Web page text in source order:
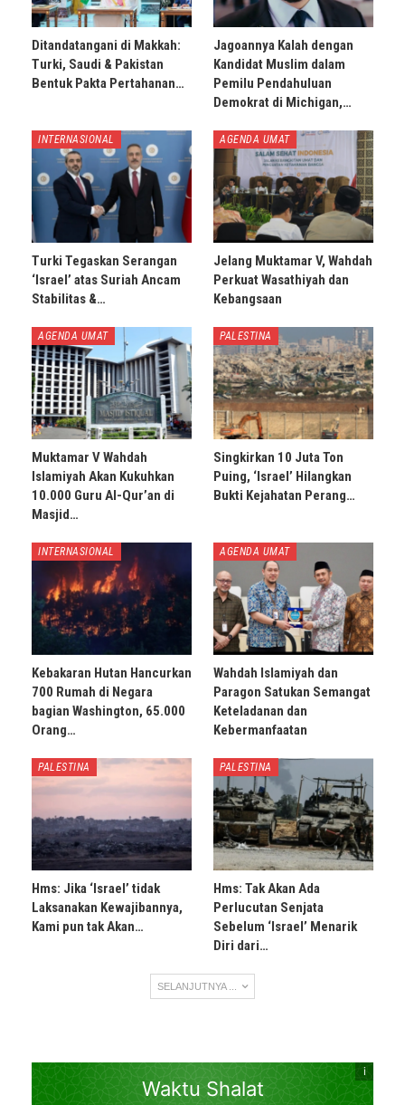
Ditandatangani di Makkah:
Turki, Saudi & Pakistan
Bentuk Pakta Pertahanan…
Jagoannya Kalah dengan
Kandidat Muslim dalam
Pemilu Pendahuluan
Demokrat di Michigan,…
INTERNASIONAL
Turki Tegaskan Serangan
‘Israel’ atas Suriah Ancam
Stabilitas &…
AGENDA UMAT
Jelang Muktamar V, Wahdah
Perkuat Wasathiyah dan
Kebangsaan
AGENDA UMAT
Muktamar V Wahdah
Islamiyah Akan Kukuhkan
10.000 Guru Al-Qur’an di
Masjid…
PALESTINA
Singkirkan 10 Juta Ton
Puing, ‘Israel’ Hilangkan
Bukti Kejahatan Perang…
INTERNASIONAL
Kebakaran Hutan Hancurkan
700 Rumah di Negara
bagian Washington, 65.000
Orang…
AGENDA UMAT
Wahdah Islamiyah dan
Paragon Satukan Semangat
Keteladanan dan
Kebermanfaatan
PALESTINA
Hms: Jika ‘Israel’ tidak
Laksanakan Kewajibannya,
Kami pun tak Akan…
PALESTINA
Hms: Tak Akan Ada
Perlucutan Senjata
Sebelum ‘Israel’ Menarik
Diri dari…
SELANJUTNYA ...